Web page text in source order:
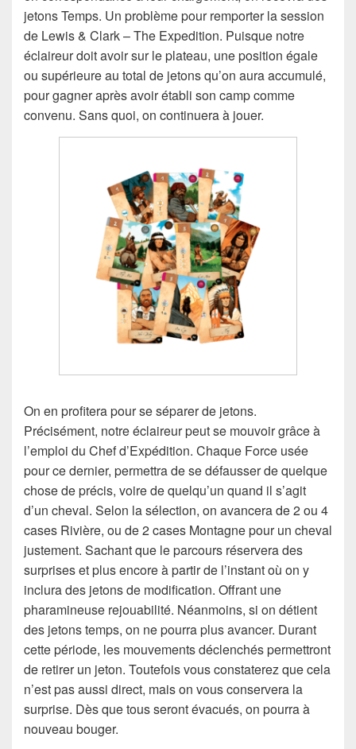
jetons Temps. Un problème pour remporter la session
de Lewis & Clark – The Expedition. Puisque notre
éclaireur doit avoir sur le plateau, une position égale
ou supérieure au total de jetons qu’on aura accumulé,
pour gagner après avoir établi son camp comme
convenu. Sans quoi, on continuera à jouer.
On en profitera pour se séparer de jetons.
Précisément, notre éclaireur peut se mouvoir grâce à
l’emploi du Chef d’Expédition. Chaque Force usée
pour ce dernier, permettra de se défausser de quelque
chose de précis, voire de quelqu’un quand il s’agit
d’un cheval. Selon la sélection, on avancera de 2 ou 4
cases Rivière, ou de 2 cases Montagne pour un cheval
justement. Sachant que le parcours réservera des
surprises et plus encore à partir de l’instant où on y
inclura des jetons de modification. Offrant une
pharamineuse rejouabilité. Néanmoins, si on détient
des jetons temps, on ne pourra plus avancer. Durant
cette période, les mouvements déclenchés permettront
de retirer un jeton. Toutefois vous constaterez que cela
n’est pas aussi direct, mais on vous conservera la
surprise. Dès que tous seront évacués, on pourra à
nouveau bouger.